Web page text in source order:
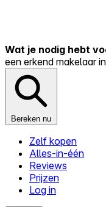
Wat je nodig hebt
een erkend makelaar
Bereken nu
Zelf kopen
Alles-in-één
Reviews
Prijzen
Log in